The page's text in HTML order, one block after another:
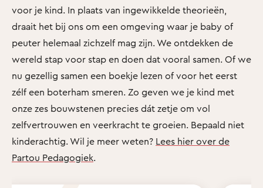
voor je kind. In plaats van ingewikkelde theorieën,
draait het bij ons om een omgeving waar je baby of
peuter helemaal zichzelf mag zijn. We ontdekken de
wereld stap voor stap en doen dat vooral samen. Of we
nu gezellig samen een boekje lezen of voor het eerst
zélf een boterham smeren. Zo geven we je kind met
onze zes bouwstenen precies dát zetje om vol
zelfvertrouwen en veerkracht te groeien. Bepaald niet
kinderachtig. Wil je meer weten? Lees hier over de
Partou Pedagogiek.